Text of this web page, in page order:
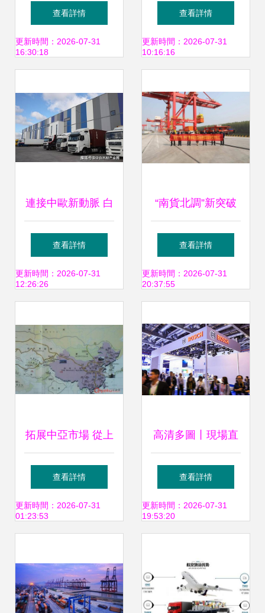
聯運”助力企業產銷
暢通
查看詳情
更新時間：2026-07-31
16:30:18
鐵聯運領航——中
遠海控多式聯運解
查看詳情
更新時間：2026-07-31
10:16:16
連接中歐新動脈 白
羅斯國際運輸推出
創新多式聯運集裝
查看詳情
更新時間：2026-07-31
12:26:26
“南貨北調”新突破
首批廣東瓷磚建材
經多式聯運抵濟寧
查看詳情
更新時間：2026-07-31
20:37:55
拓展中亞市場 從上
海到比什凱克的高
效鐵路貨運解決方
查看詳情
更新時間：2026-07-31
01:23:53
高清多圖丨現場直
擊長寧風采 多式聯
運服務的樞紐力量
查看詳情
更新時間：2026-07-31
19:53:20